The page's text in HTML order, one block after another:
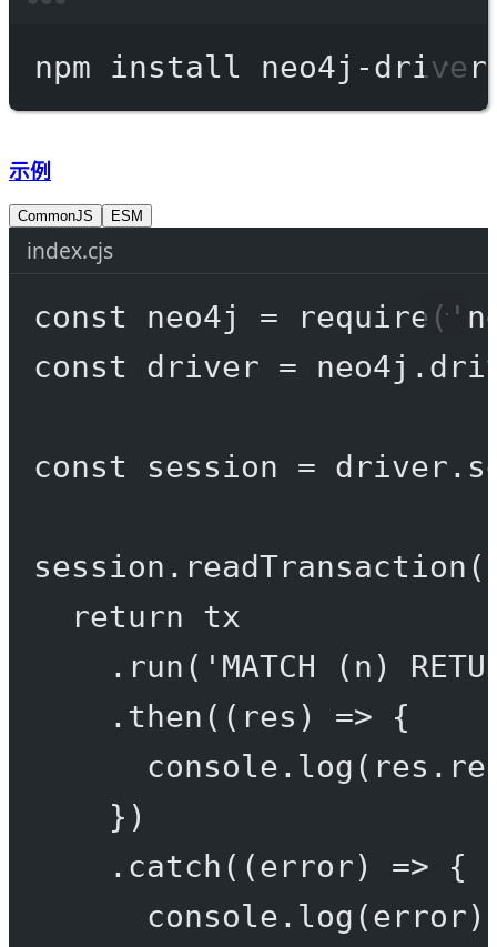
npm install neo4j-driver
示例
CommonJS ESM
index.cjs
const neo4j = require (
const
driver = neo4j.
const session = driver.
session. readTransaction
return tx
. run ( 'MATCH (n)
. then (( res ) => {
console. log
})
. catch ((error) => {
console. log